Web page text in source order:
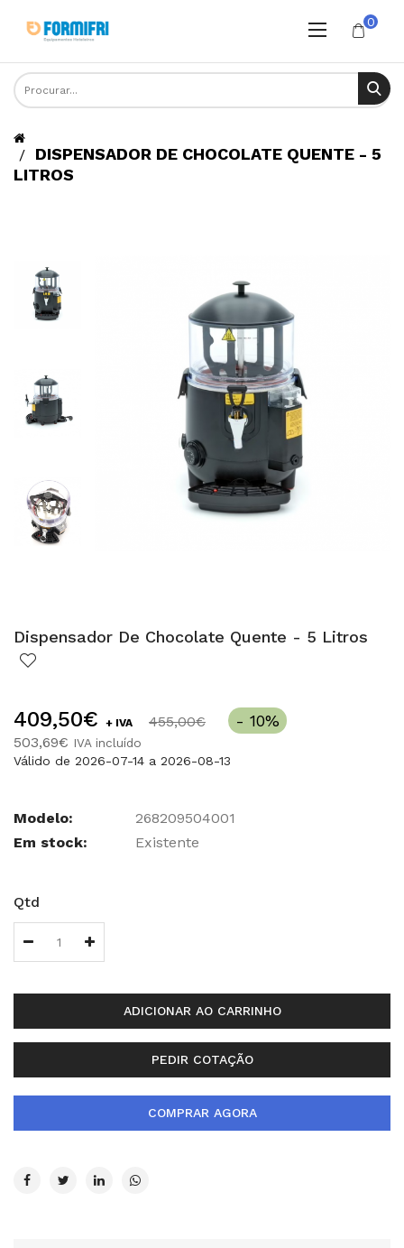
0
DISPENSADOR DE CHOCOLATE QUENTE - 5
LITROS
Dispensador De Chocolate Quente - 5 Litros
409,50€ + IVA 455,00€ - 10%
503,69€ IVA incluído
Válido de 2026-07-14 a 2026-08-13
Modelo:
268209504001
Em stock:
Existente
Qtd
ADICIONAR AO CARRINHO
PEDIR COTAÇÃO
COMPRAR AGORA